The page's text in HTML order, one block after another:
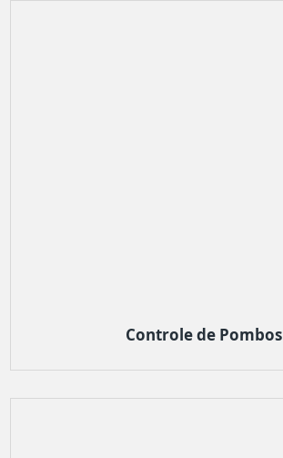
Controle de Pombos